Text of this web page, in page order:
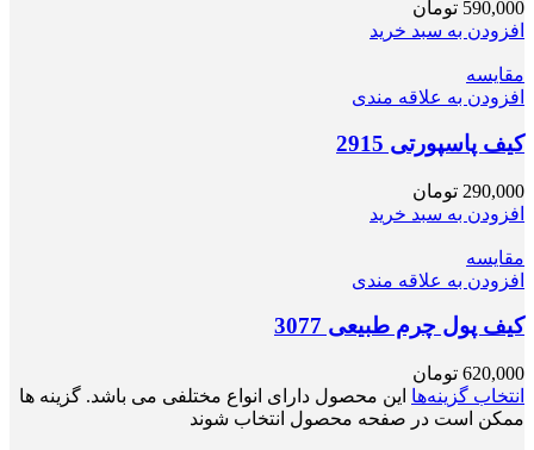
590,000 تومان
افزودن به سبد خرید
مقایسه
افزودن به علاقه مندی
کیف پاسپورتی 2915
290,000 تومان
افزودن به سبد خرید
مقایسه
افزودن به علاقه مندی
کیف پول چرم طبیعی 3077
620,000 تومان
انتخاب گزینه‌ها این محصول دارای انواع مختلفی می باشد. گزینه ها
ممکن است در صفحه محصول انتخاب شوند